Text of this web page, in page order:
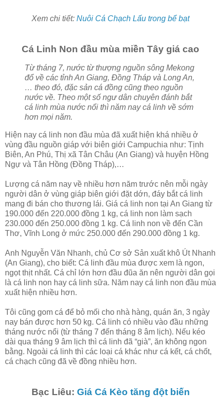
Xem chi tiết: Nuôi Cá Chạch Lấu trong bể bạt
Cá Linh Non đầu mùa miền Tây giá cao
Từ tháng 7, nước từ thượng nguồn sông Mekong
đổ về các tỉnh An Giang, Đồng Tháp và Long An,
… theo đó, đặc sản cá đồng cũng theo nguồn
nước về. Theo một số ngư dân chuyên đánh bắt
cá linh mùa nước nổi thì năm nay cá linh về sớm
hơn mọi năm.
Hiện nay cá linh non đầu mùa đã xuất hiện khá nhiều ở
vùng đầu nguồn giáp với biên giới Campuchia như: Tịnh
Biên, An Phú, Thị xã Tân Châu (An Giang) và huyện Hồng
Ngự và Tân Hồng (Đồng Tháp),…
Lượng cá năm nay về nhiều hơn năm trước nên mỗi ngày
người dân ở vùng giáp biên giới đặt dớn, đáy bắt cá linh
mang đi bán cho thương lái. Giá cá linh non tại An Giang từ
190.000 đến 220.000 đồng 1 kg, cá linh non làm sạch
230.000 đến 250.000 đồng 1 kg. Cá linh non về đến Cần
Thơ, Vĩnh Long ở mức 250.000 đến 290.000 đồng 1 kg.
Anh Nguyễn Văn Nhanh, chủ Cơ sở Sản xuất khô Út Nhanh
(An Giang), cho biết: Cá linh đầu mùa được xem là ngon,
ngọt thịt nhất. Cá chỉ lớn hơn đầu đũa ăn nên người dân gọi
là cá linh non hay cá linh sữa. Năm nay cá linh non đầu mùa
xuất hiện nhiều hơn.
Tôi cũng gom cá để bỏ mối cho nhà hàng, quán ăn, 3 ngày
nay bán được hơn 50 kg. Cá linh có nhiều vào đầu những
tháng nước nổi (từ tháng 7 đến tháng 8 âm lịch). Nếu kéo
dài qua tháng 9 âm lịch thì cá linh đã “già”, ăn không ngon
bằng. Ngoài cá linh thì các loại cá khác như cá kết, cá chốt,
cá chạch cũng đã về đồng nhiều hơn.
Bạc Liêu: Giá Cá Kèo tăng đột biến